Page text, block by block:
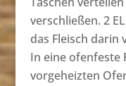
verschließen. 2
das Fleisch darin
In eine ofenfeste
vorgeheizten